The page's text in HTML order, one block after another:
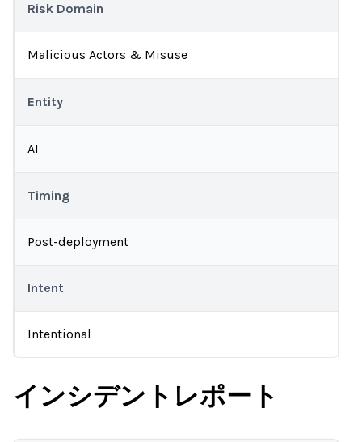
Risk Domain
Malicious Actors & Misuse
Entity
AI
Timing
Post-deployment
Intent
Intentional
インシデントレポート